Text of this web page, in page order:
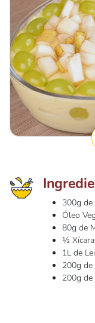
300g de
Óleo
80g de
½
1L de
200g de
200g de